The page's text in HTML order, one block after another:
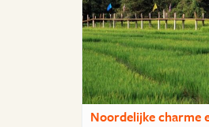
Noordelijke charme